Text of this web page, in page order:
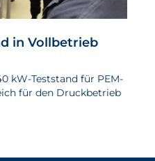
in Vollbetrieb
kW-Teststand für PEM-
für den Druckbetrieb